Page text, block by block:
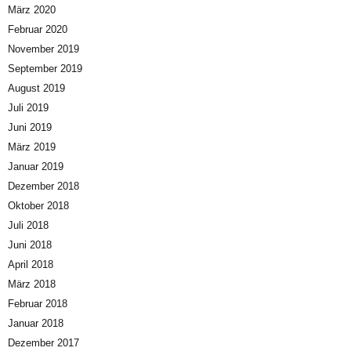
März 2020
Februar 2020
November 2019
September 2019
August 2019
Juli 2019
Juni 2019
März 2019
Januar 2019
Dezember 2018
Oktober 2018
Juli 2018
Juni 2018
April 2018
März 2018
Februar 2018
Januar 2018
Dezember 2017